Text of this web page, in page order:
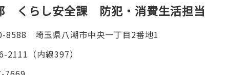
くらし安全課 防犯・消費生活担当
8588 埼玉県八潮市中央一丁目2番地1
2111（内線397）